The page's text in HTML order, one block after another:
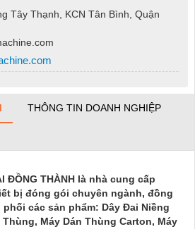
Tây Thạnh, KCN Tân Bình, Quận
THÔNG TIN DOANH NGHIỆP
ĐỒNG THÀNH là nhà cung cấp
bị đóng gói chuyên ngành, đồng
các sản phẩm: Dây Đai Niềng
Máy Dán Thùng Carton, Máy